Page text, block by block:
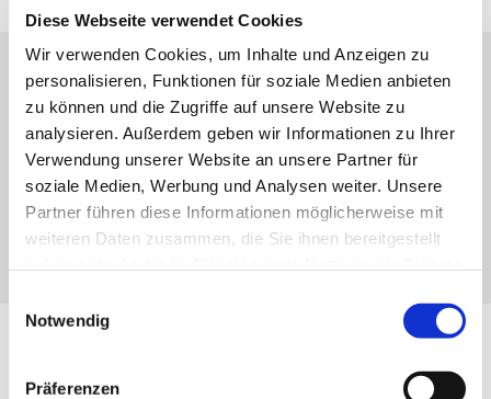
Diese Webseite verwendet Cookies
Wir verwenden Cookies, um Inhalte und Anzeigen zu
personalisieren, Funktionen für soziale Medien anbieten
zu können und die Zugriffe auf unsere Website zu
analysieren. Außerdem geben wir Informationen zu Ihrer
Verwendung unserer Website an unsere Partner für
soziale Medien, Werbung und Analysen weiter. Unsere
Partner führen diese Informationen möglicherweise mit
weiteren Daten zusammen, die Sie ihnen bereitgestellt
Notwendig
Präferenzen
Samstag, 25. Juli 2026, 17:00 Uhr
Kapelle Haus Elisabeth, Rolfestraße 30–
40, 35683 Dillenburg
Birgit Knöbel-de Felice